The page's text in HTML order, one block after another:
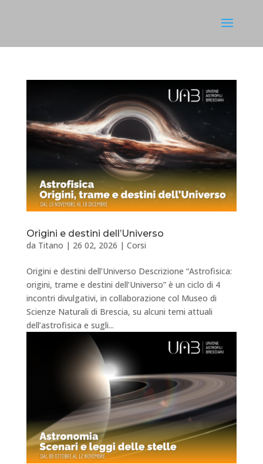
Origini e destini dell’Universo
da Titano | 26 02, 2026 | Corsi
Origini e destini dell’Universo Descrizione “Astrofisica:
origini, trame e destini dell’Universo” è un ciclo di 4
incontri divulgativi, in collaborazione col Museo di
Scienze Naturali di Brescia, su alcuni temi attuali
dell’astrofisica e sugli...